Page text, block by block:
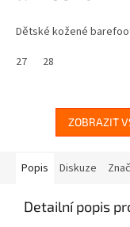
Dětské kožené
27
28
ZOBRAZIT
Popis Diskuze
Detailní popis